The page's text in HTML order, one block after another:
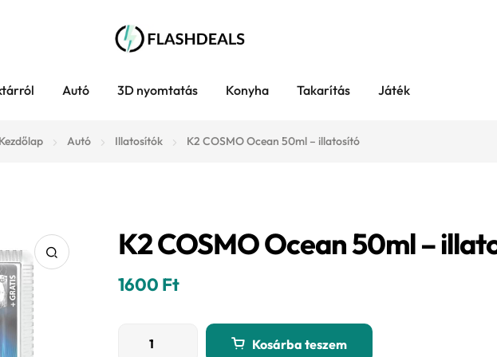
Autó 3D nyomtatás Konyha Takarítás Játék
Kezdőlap Autó Illatosítók K2 COSMO Ocean 50ml – illatosító
K2 COSMO Ocean 50ml –
1600 Ft
Kosárba teszem